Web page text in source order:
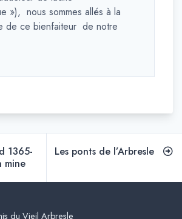
»), nous sommes allés à la
de ce bienfaiteur de notre
1365-
mine
Les ponts de l’Arbresle
du Vieil Arbresle